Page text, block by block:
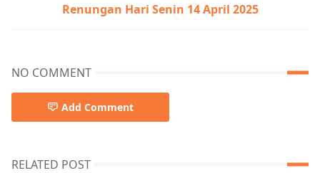
Renungan Hari Senin 14 April 2025
NO COMMENT
Add Comment
RELATED POST